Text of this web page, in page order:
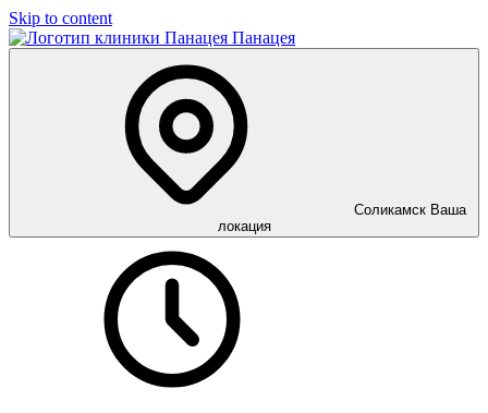
Skip to content
Панацея
Соликамск Ваша
локация